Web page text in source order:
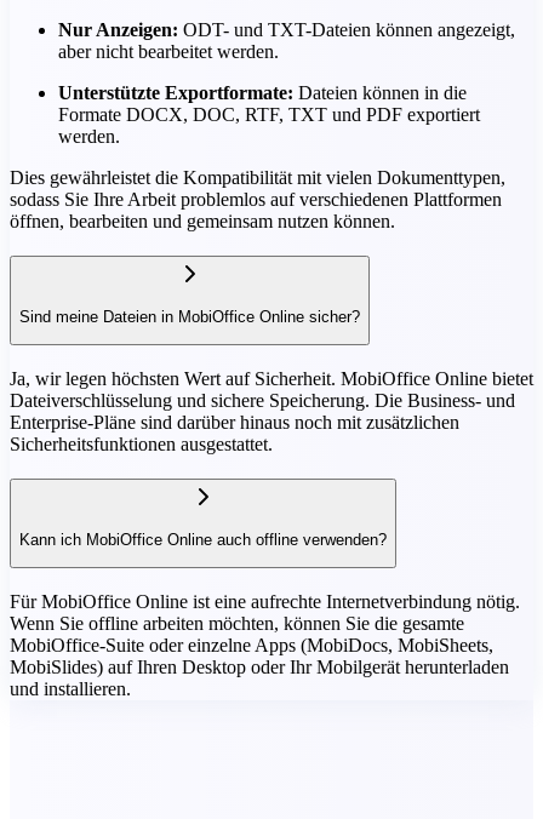
Nur Anzeigen: ODT- und TXT-Dateien können angezeigt,
aber nicht bearbeitet werden.
Unterstützte Exportformate: Dateien können in die
Formate DOCX, DOC, RTF, TXT und PDF exportiert
werden.
Dies gewährleistet die Kompatibilität mit vielen Dokumenttypen,
sodass Sie Ihre Arbeit problemlos auf verschiedenen Plattformen
öffnen, bearbeiten und gemeinsam nutzen können.
Sind meine Dateien in MobiOffice Online sicher?
Ja, wir legen höchsten Wert auf Sicherheit. MobiOffice Online bietet
Dateiverschlüsselung und sichere Speicherung. Die Business- und
Enterprise-Pläne sind darüber hinaus noch mit zusätzlichen
Sicherheitsfunktionen ausgestattet.
Kann ich MobiOffice Online auch offline verwenden?
Für MobiOffice Online ist eine aufrechte Internetverbindung nötig.
Wenn Sie offline arbeiten möchten, können Sie die gesamte
MobiOffice-Suite oder einzelne Apps (MobiDocs, MobiSheets,
MobiSlides) auf Ihren Desktop oder Ihr Mobilgerät herunterladen
und installieren.